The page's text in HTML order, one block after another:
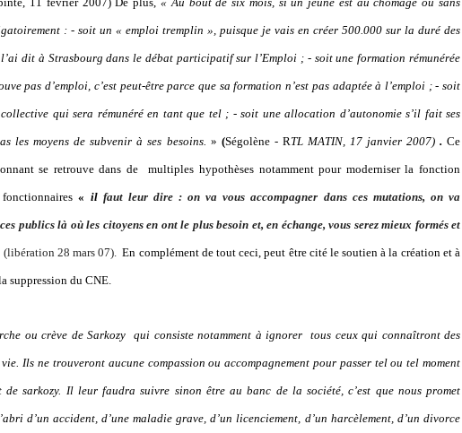
: - soit un « emploi tremplin », puisque je vais en créer 500.000 sur la duré des
l’ai dit à Strasbourg dans le débat participatif sur l’Emploi ; - soit une formation rémunérée
pas d’emploi, c’est peut-être parce que sa formation n’est pas adaptée à l’emploi ; - soit
qui sera rémunéré en tant que tel ; - soit une allocation d’autonomie s’il fait ses
les moyens de subvenir à ses besoins. » (Ségolène - RTL MATIN, 17 janvier 2007) . Ce
se retrouve dans de multiples hypothèses notamment pour moderniser la fonction
« il faut leur dire : on va vous accompagner dans ces mutations, on va
publics là où les citoyens en ont le plus besoin et, en échange, vous serez mieux formés et
(libération 28 mars 07). En complément de tout ceci, peut être cité le soutien à la création et à
suppression du CNE.
ou crève de Sarkozy qui consiste notamment à ignorer tous ceux qui connaîtront des
Ils ne trouveront aucune compassion ou accompagnement pour passer tel ou tel moment
sarkozy. Il leur faudra suivre sinon être au banc de la société, c’est que nous promet
d’un accident, d’une maladie grave, d’un licenciement, d’un harcèlement, d’un divorce